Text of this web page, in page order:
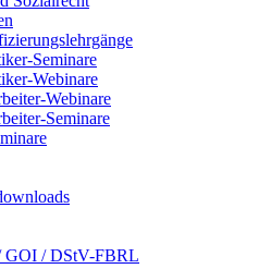
Seminare
Webinare
Webinare
Seminare
GOI / DStV-FBRL